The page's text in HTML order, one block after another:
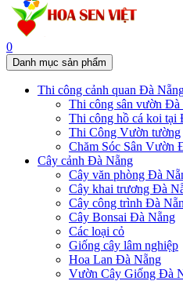
0
Danh mục sản phẩm
Thi công cảnh quan Đà
Thi công sân vườn Đà
Thi công hồ cá koi tại
Thi Công Vườn tường
Chăm Sóc Sân Vườn
Cây cảnh Đà Nẵng
Cây văn phòng Đà
Cây khai trương Đà
Cây công trình Đà
Cây Bonsai Đà Nẵng
Các loại cỏ
Giống cây lâm nghiệp
Hoa Lan Đà Nẵng
Vườn Cây Giống Đà